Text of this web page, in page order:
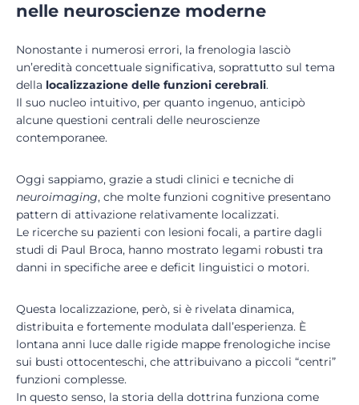
nelle neuroscienze moderne
Nonostante i numerosi errori, la frenologia lasciò
un’eredità concettuale significativa, soprattutto sul tema
della localizzazione delle funzioni cerebrali.
Il suo nucleo intuitivo, per quanto ingenuo, anticipò
alcune questioni centrali delle neuroscienze
contemporanee.
Oggi sappiamo, grazie a studi clinici e tecniche di
neuroimaging, che molte funzioni cognitive presentano
pattern di attivazione relativamente localizzati.
Le ricerche su pazienti con lesioni focali, a partire dagli
studi di Paul Broca, hanno mostrato legami robusti tra
danni in specifiche aree e deficit linguistici o motori.
Questa localizzazione, però, si è rivelata dinamica,
distribuita e fortemente modulata dall’esperienza. È
lontana anni luce dalle rigide mappe frenologiche incise
sui busti ottocenteschi, che attribuivano a piccoli “centri”
funzioni complesse.
In questo senso, la storia della dottrina funziona come